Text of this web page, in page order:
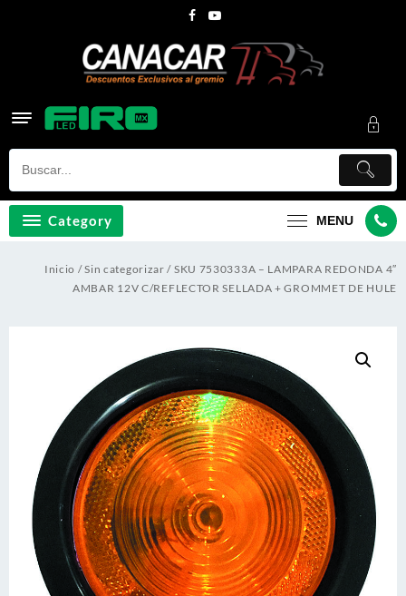
Category MENU
Inicio /Sin categorizar / SKU 7530333A – LAMPARA REDONDA 4″
AMBAR 12V C/REFLECTOR SELLADA + GROMMET DE HULE